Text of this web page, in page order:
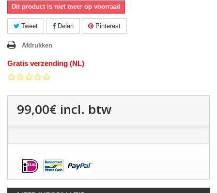
Dit product is niet meer op voorraad
Tweet Delen Pinterest
Afdrukken
Gratis verzending (NL)
99,00€ incl. btw